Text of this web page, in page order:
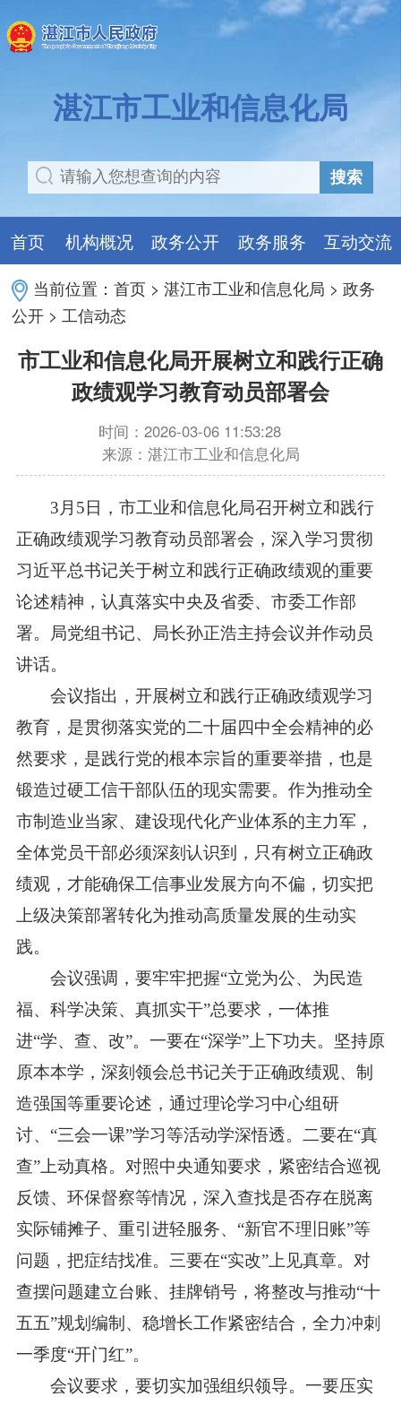
湛江市工业和信息化局
搜索
首页 机构概况 政务公开 政务服务 互动交流
当前位置：首页 >湛江市工业和信息化局 >政务
公开 > 工信动态
市工业和信息化局开展树立和践行正确
政绩观学习教育动员部署会
时间：2026-03-06 11:53:28
来源：湛江市工业和信息化局
3月5日，市工业和信息化局召开树立和践行
正确政绩观学习教育动员部署会，深入学习贯彻
习近平总书记关于树立和践行正确政绩观的重要
论述精神，认真落实中央及省委、市委工作部
署。局党组书记、局长孙正浩主持会议并作动员
讲话。
会议指出，开展树立和践行正确政绩观学习
教育，是贯彻落实党的二十届四中全会精神的必
然要求，是践行党的根本宗旨的重要举措，也是
锻造过硬工信干部队伍的现实需要。作为推动全
市制造业当家、建设现代化产业体系的主力军，
全体党员干部必须深刻认识到，只有树立正确政
绩观，才能确保工信事业发展方向不偏，切实把
上级决策部署转化为推动高质量发展的生动实
践。
会议强调，要牢牢把握“立党为公、为民造
福、科学决策、真抓实干”总要求，一体推
进“学、查、改”。一要在“深学”上下功夫。坚持原
原本本学，深刻领会总书记关于正确政绩观、制
造强国等重要论述，通过理论学习中心组研
讨、“三会一课”学习等活动学深悟透。二要在“真
查”上动真格。对照中央通知要求，紧密结合巡视
反馈、环保督察等情况，深入查找是否存在脱离
实际铺摊子、重引进轻服务、“新官不理旧账”等
问题，把症结找准。三要在“实改”上见真章。对
查摆问题建立台账、挂牌销号，将整改与推动“十
五五”规划编制、稳增长工作紧密结合，全力冲刺
一季度“开门红”。
会议要求，要切实加强组织领导。一要压实